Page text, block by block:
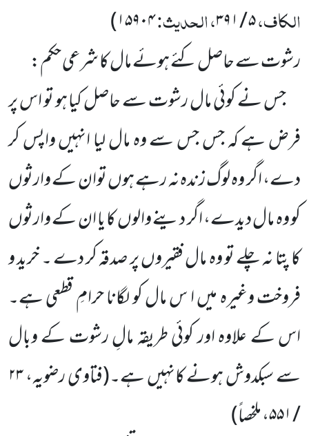
الکاف،۵ / ۳۹۱ ، الحدیث:۱۵۹۰۴)
رشوت سے حاصل کئے ہوئے مال کا شرعی حکم:
جس نے کوئی مال رشوت سے حاصل کیا ہو تو اس پر
فرض ہے کہ جس جس سے وہ مال لیا انہیں واپس کر
دے، اگر وہ لوگ زندہ نہ رہے ہوں توان کے وارثوں
کو وہ مال دیدے، اگر دینے والوں کا یا ان کے وارثوں
کا پتا نہ چلے تو وہ مال فقیروں پر صدقہ کر دے ۔ خرید و
فروخت وغیرہ میں ا س مال کو لگانا حرامِ قطعی ہے۔
اس کے علاوہ اور کوئی طریقہ مالِ رشوت کے وبال
سے سبکدوش ہونے کانہیں ہے۔(فتاوی رضویہ،۲۳
/ ۵۵۱
، ملخصاً)